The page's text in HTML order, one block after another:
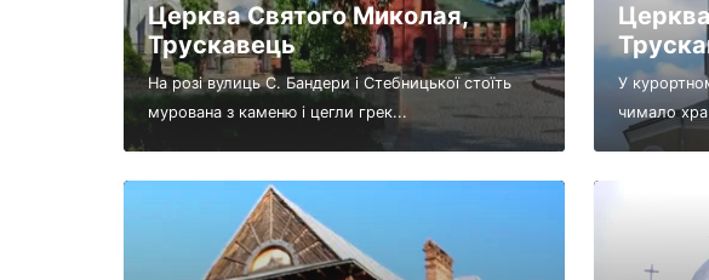
Церква Святого Миколая,
Трускавець
На розі вулиць С. Бандери і Стебницької стоїть
мурована з каменю і цегли грек...
У
чимало